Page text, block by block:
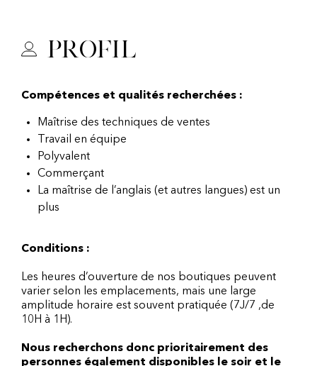
Profil
Compétences et qualités recherchées :
Maîtrise des techniques de ventes
Travail en équipe
Polyvalent
Commerçant
La maîtrise de l’anglais (et autres langues) est un
plus
Conditions :
Les heures d’ouverture de nos boutiques peuvent
varier selon les emplacements, mais une large
amplitude horaire est souvent pratiquée (7J/7 ,de
10H à 1H).
Nous recherchons donc prioritairement des
personnes également disponibles le soir et le